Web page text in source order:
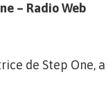
– Radio Web
de Step